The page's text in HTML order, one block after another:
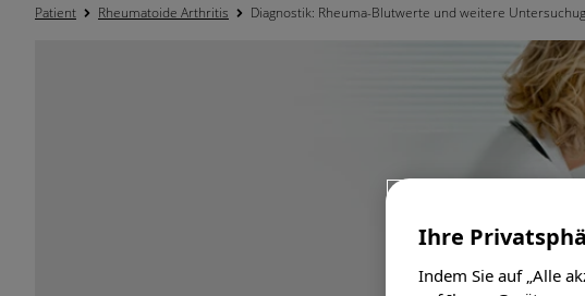
Patient Rheumatoide Arthritis Diagnostik: Rheuma-Blutwerte und weitere
Ihre
Indem Sie auf „Alle